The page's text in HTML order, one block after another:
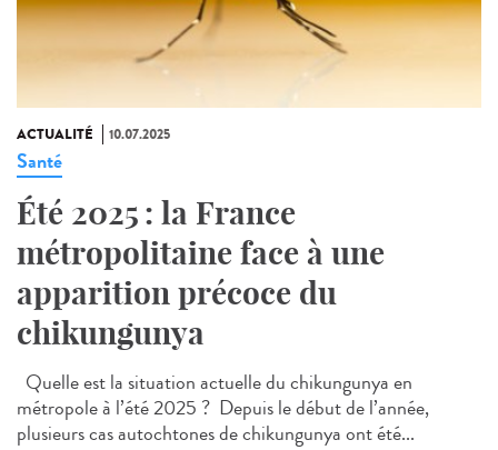
ACTUALITÉ 10.07.2025
Santé
Été 2025 : la France
métropolitaine face à une
apparition précoce du
chikungunya
Quelle est la situation actuelle du chikungunya en
métropole à l’été 2025 ? Depuis le début de l’année,
plusieurs cas autochtones de chikungunya ont été...